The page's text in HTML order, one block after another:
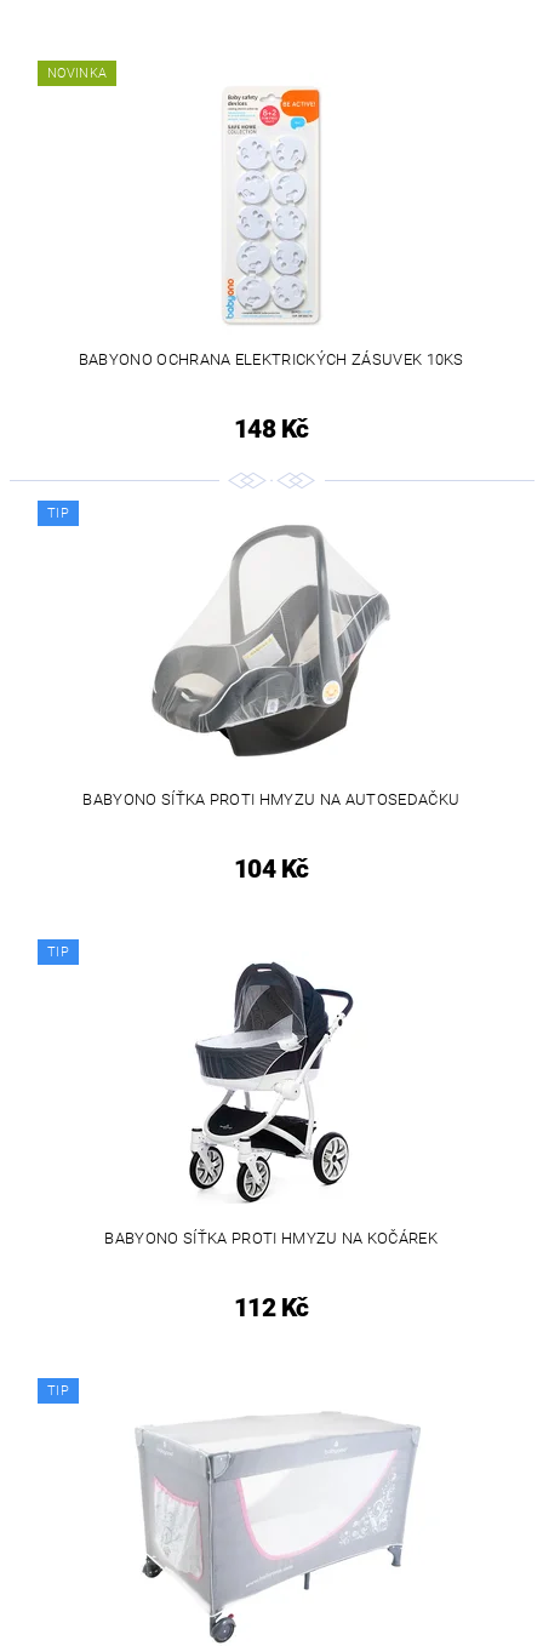
NOVINKA
BABYONO OCHRANA ELEKTRICKÝCH ZÁSUVEK 10KS
148 Kč
TIP
BABYONO SÍŤKA PROTI HMYZU NA AUTOSEDAČKU
104 Kč
TIP
BABYONO SÍŤKA PROTI HMYZU NA KOČÁREK
112 Kč
TIP